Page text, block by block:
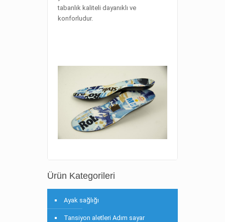
tabanlık kaliteli dayanıklı ve
konforludur.
Ürün Kategorileri
Ayak sağlığı
Tansiyon aletleri Adım sayar